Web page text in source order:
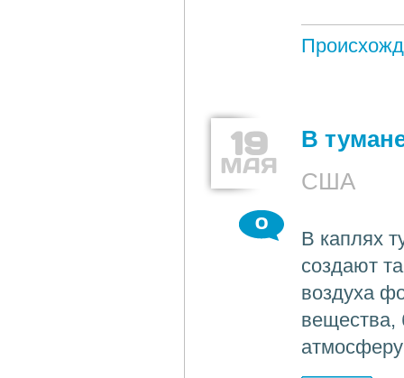
19
МАЯ
В
США
0
В каплях
создают
воздуха
вещества,
атмосферу